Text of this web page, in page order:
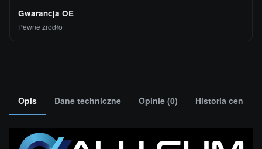
Gwarancja OE
Pewne źródło
Opis Dane techniczne Opinie (0) Historia cen